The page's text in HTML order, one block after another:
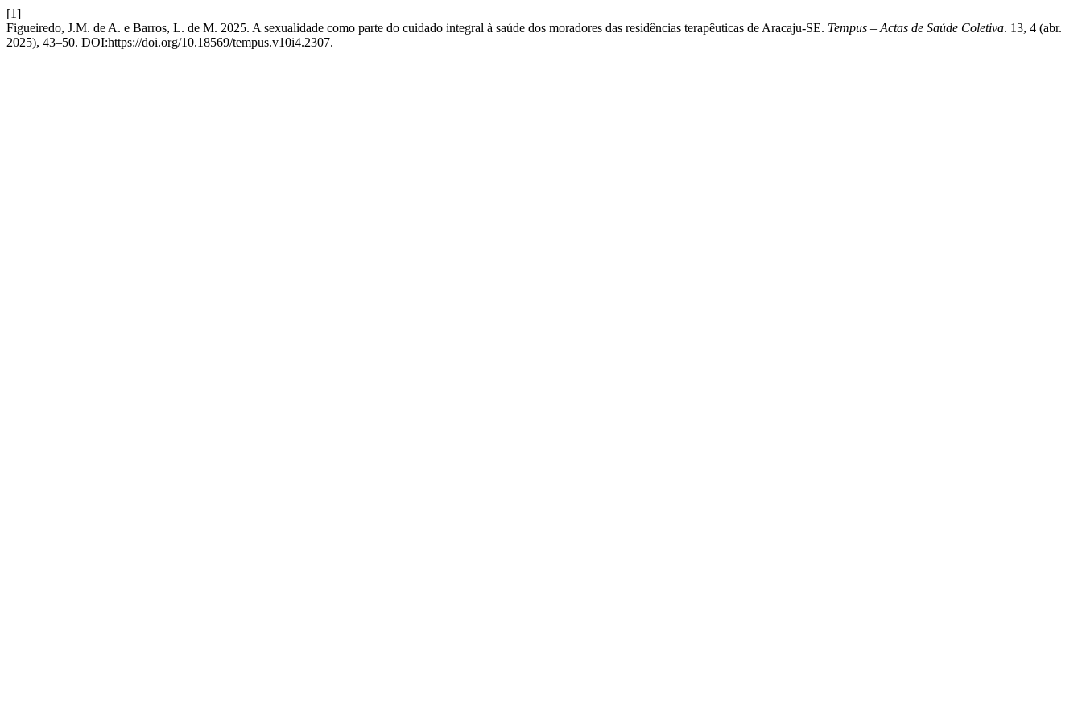
[1]
Figueiredo, J.M. de A. e Barros, L. de M. 2025. A sexualidade como parte do cuidado integral à saúde dos moradores das residências terapêuticas de Aracaju-SE. Tempus – Actas de Saúde Coletiva. 13, 4 (abr.
2025), 43–50. DOI:https://doi.org/10.18569/tempus.v10i4.2307.